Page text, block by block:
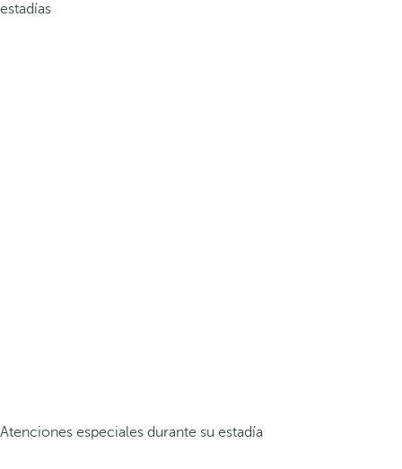
estadías
Atenciones especiales durante su estadía